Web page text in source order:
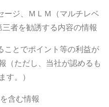
ージ、ＭＬＭ（マルチレベ
者を勧誘する内容の情報
ことでポイント等の利益が
（ただし、当社が認めるも
す。）
含む情報